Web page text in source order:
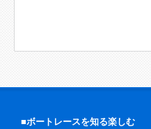
■ボートレースを知る楽しむ